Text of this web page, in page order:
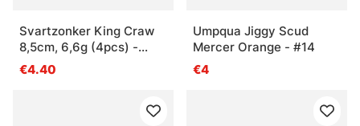
Svartzonker King Craw
8,5cm, 6,6g (4pcs) -
Highlight Ayu
€4.40
Umpqua Jiggy Scud
Mercer Orange - #14
€4